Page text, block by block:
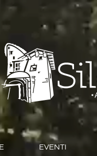
EVENTI